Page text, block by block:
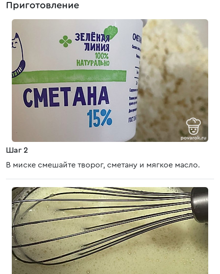
Приготовление
Шаг 2
В миске смешайте творог, сметану и мягкое масло.